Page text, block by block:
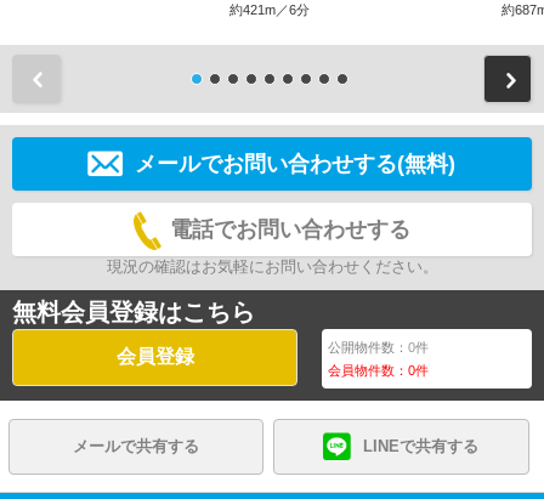
約421m／6分 約
メールでお問い合わせする(無料)
電話でお問い合わせする
現況の確認はお気軽にお問い合わせください。
無料会員登録はこちら
会員登録 公開物件数：0件
会員物件数：0件
メールで共有する LINEで共有する